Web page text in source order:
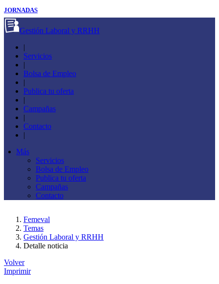
JORNADAS
Gestión Laboral y RRHH
|
Servicios
|
Bolsa de Empleo
|
Publica tu oferta
|
Campañas
|
Contacto
|
Más
Servicios
Bolsa de Empleo
Publica tu oferta
Campañas
Contacto
Femeval
Temas
Gestión Laboral y RRHH
Detalle noticia
Volver
Imprimir